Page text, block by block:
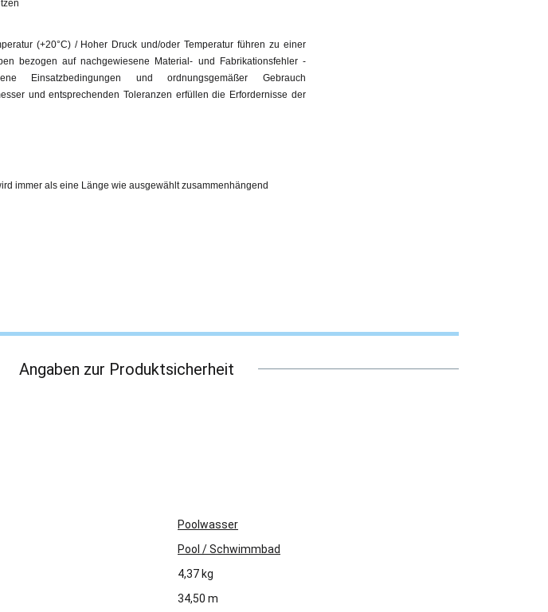
(+20°C) / Hoher Druck und/oder Temperatur führen zu einer
bezogen auf nachgewiesene Material- und Fabrikationsfehler -
Einsatzbedingungen und ordnungsgemäßer Gebrauch
und entsprechenden Toleranzen erfüllen die Erfordernisse der
immer als eine Länge wie ausgewählt zusammenhängend
Angaben zur Produktsicherheit
Poolwasser
Pool / Schwimmbad
4,37 kg
34,50 m